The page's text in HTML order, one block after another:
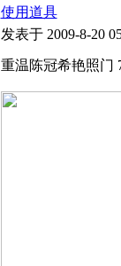
使用道具
发表于 2009-8-20
重温陈冠希艳照门